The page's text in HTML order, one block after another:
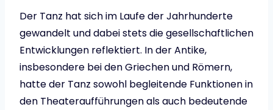
Der Tanz hat sich im Laufe der Jahrhunderte
gewandelt und dabei stets die gesellschaftlichen
Entwicklungen reflektiert. In der Antike,
insbesondere bei den Griechen und Römern,
hatte der Tanz sowohl begleitende Funktionen in
den Theateraufführungen als auch bedeutende